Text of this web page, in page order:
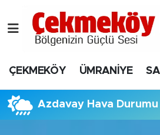
ÇEKMEKÖY ÜMRANİYE
Azdavay Hava Durumu
Nöbetçi Eczaneler
Hava Durumu
Namaz Vakitleri